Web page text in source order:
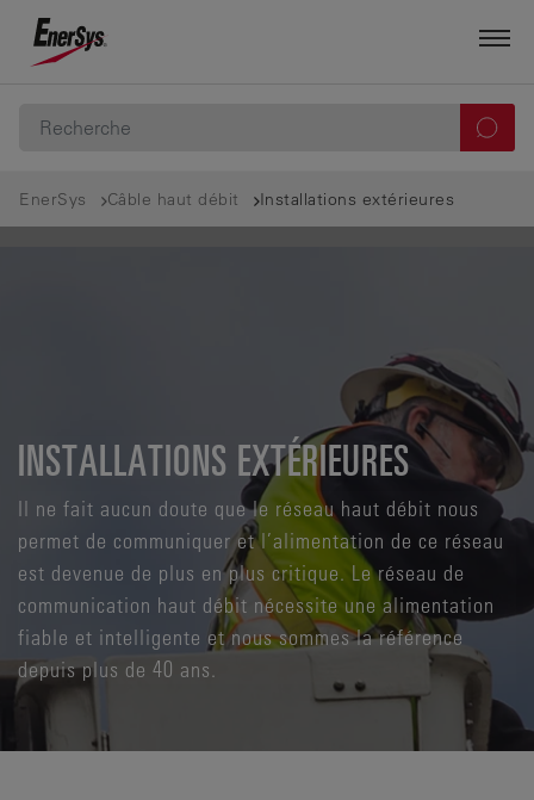
EnerSys Câble haut débit Installations extérieures
INSTALLATIONS EXTÉRIEURES
Il ne fait aucun doute que le réseau haut débit nous
permet de communiquer et l’alimentation de ce réseau
est devenue de plus en plus critique. Le réseau de
communication haut débit nécessite une alimentation
fiable et intelligente et nous sommes la référence
depuis plus de 40 ans.